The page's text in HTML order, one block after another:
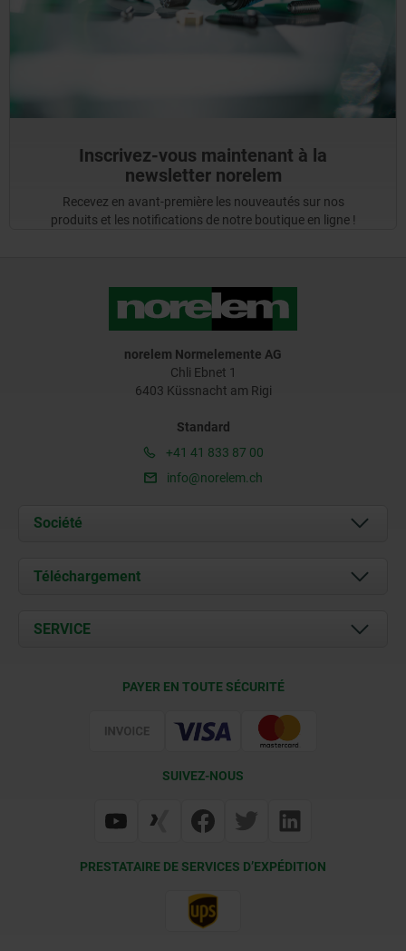
Inscrivez-vous maintenant à la
newsletter norelem
Recevez en avant-première les nouveautés sur nos
produits et les notifications de notre boutique en ligne !
norelem Normelemente AG
Chli Ebnet 1
6403 Küssnacht am Rigi
Standard
+41 41 833 87 00
info@norelem.ch
Société
À propos de nous
Contact
Téléchargement
Documents
SERVICE
PAYER EN TOUTE SÉCURITÉ
SUIVEZ-NOUS
PRESTATAIRE DE SERVICES D’EXPÉDITION